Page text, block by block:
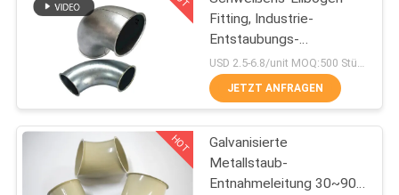
SITEMAP
PRIVACY
POLICY
Staub-
Entnahmeleitung
97
Fitting, Industrie-
Entstaubungs-
Metallstaubabsaugungs-
Rohr
USD 2.5-6.8/unit MOQ:500 Stück
JETZT ANFRAGEN
HOT
Galvanisierte
Metallstaub-
Entnahmeleitung 30~90